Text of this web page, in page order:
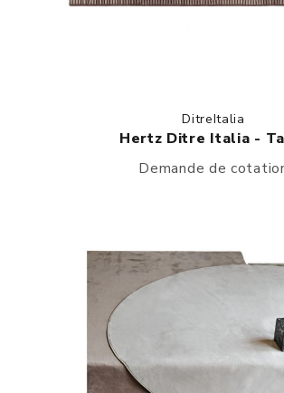
DitreItalia
Hertz Ditre Italia -
Demande de